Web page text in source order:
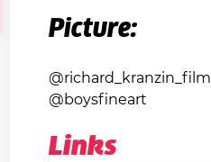
Picture:
@richard_kranzin_film
@boysfineart
Links